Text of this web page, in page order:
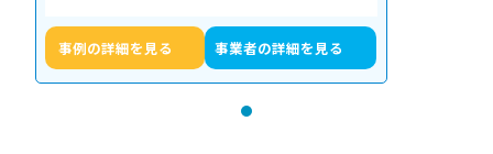
事例の詳細を見る 事業者の詳細を見る